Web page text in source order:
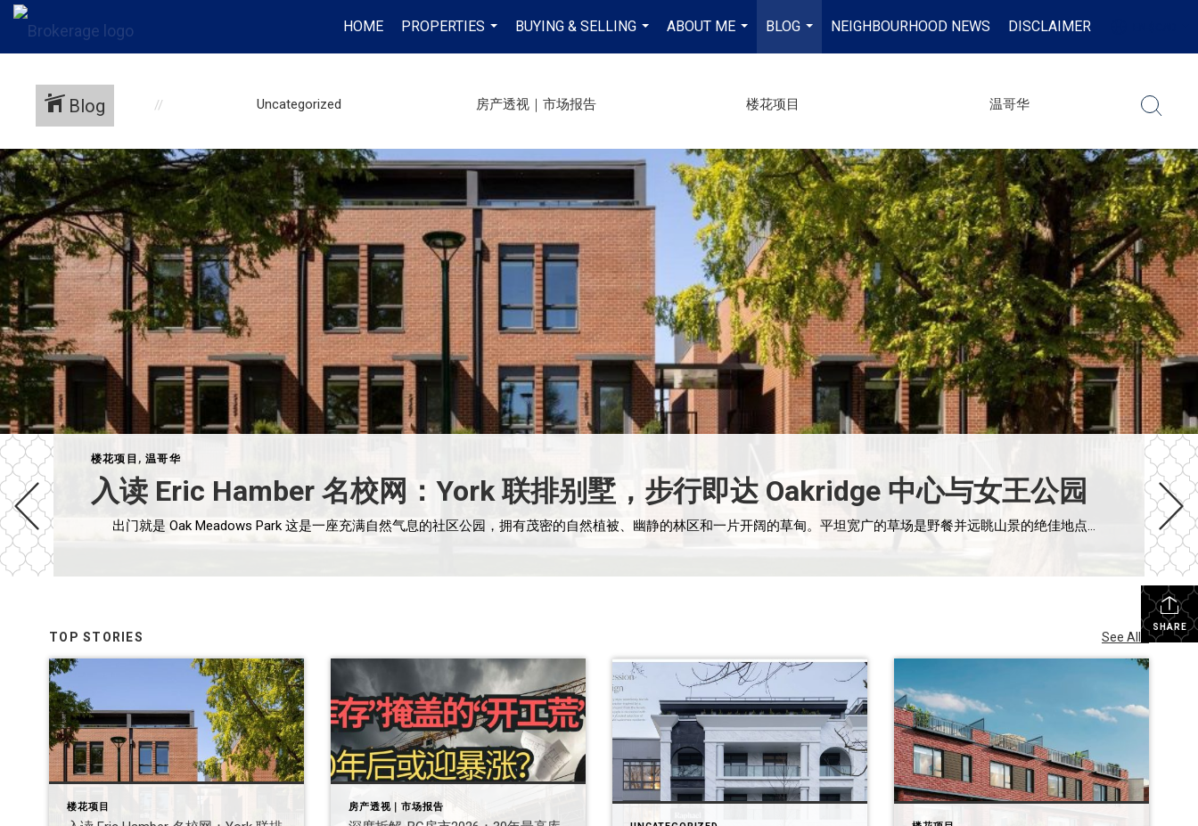
HOME
PROPERTIES
...
BUYING & SELLING
...
ABOUT ME
...
BLOG
...
NEIGHBOURHOOD NEWS DISCLAIMER
...
Blog Uncategorized 房产透视｜市场报告 楼花项目 温哥华
楼花项目 ,温哥华
入读 Eric Hamber 名校网：York 联排别墅，步行即达 Oakridge 中心与女王公园
出门就是 Oak Meadows Park 这是一座充满自然气息的社区公园，拥有茂密的自然植被、幽静的林区和一片开阔的草甸。平坦宽广的草场是野餐并远眺山景的绝佳地点；而儿童游乐场和专门的狗狗脱绳活动区，则为邻里间共同嬉戏与社交提供了理想空间。沿着绿色步道悠闲漫步，您还能发现许多来自社区居民的精巧心意，比如公共休息区、繁花似锦的绿化景观，以及散落在步道各处的独特艺术装置。 York 的地理位置堪称卓越，不仅紧邻繁华的 South Cambie 街区，距离即将落成的 Oakridge Centre 也仅需几分钟路程 。更难得的是，项目正对着生态丰富的 Oak Meadows Park，这是一座拥有自然林区和开阔草甸的社区公园 。居民可以在这里享受带山景的野餐，或是在儿童游乐场与狗狗脱绳活动区与邻里互动，沿着绿色步道漫步时，还能欣赏到社区居民贡献的艺术装置与繁花美景。此外，项目还处于顶级学区内，步行即可到达 Eric Hamber 中学，距离大温地区多所著名私立学校也仅需 10 分钟车程 项目基本信息 （updated on Feb 15, 2026) 欢迎咨询 Ardis 垂询详情 开发商：Listraor 成交年份：2025 管理费：预计 $0.32/SQFT 定金：签约时 $10,000, 7天内增加到5% 额外车位：$65,000 额外Storage Locker： Regular – $3,000, Small – $1,500 学区：Dr. Annie B. […]
SHARE
TOP STORIES See All...
楼花项目 房产透视｜市场报告